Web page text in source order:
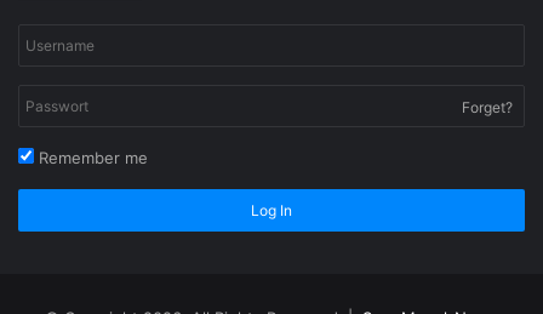
Forget?
Remember me
Log In